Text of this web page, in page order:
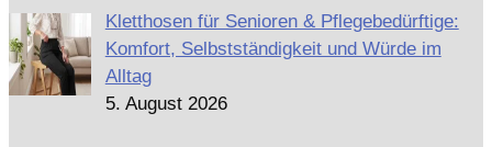
Kletthosen für Senioren & Pflegebedürftige:
Komfort, Selbstständigkeit und Würde im
Alltag
5. August 2026